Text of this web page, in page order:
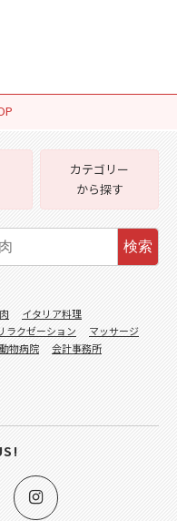
カテゴリー
から探す
検索
イタリア料理
ラクゼーション
マッサージ
動物病院
会計事務所